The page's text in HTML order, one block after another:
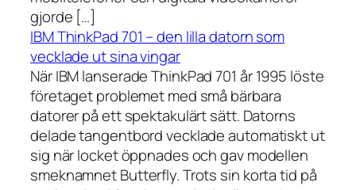
gjorde […]
IBM ThinkPad 701 – den lilla datorn som
vecklade ut sina vingar
När IBM lanserade ThinkPad 701 år 1995 löste
företaget problemet med små bärbara
datorer på ett spektakulärt sätt. Datorns
delade tangentbord vecklade automatiskt ut
sig när locket öppnades och gav modellen
smeknamnet Butterfly. Trots sin korta tid på